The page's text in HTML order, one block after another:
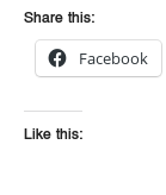
Share this:
Facebook
Like this: